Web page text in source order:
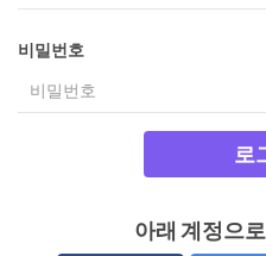
비밀번호
로
아래 계정으